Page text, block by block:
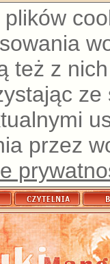
też z
przez